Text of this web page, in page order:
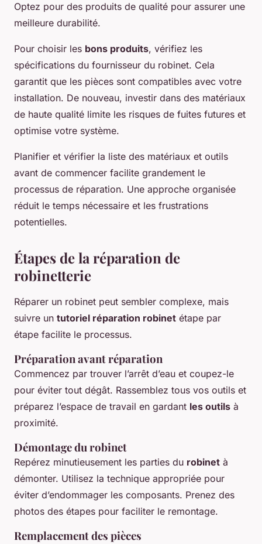
Optez pour des produits de qualité pour assurer une
meilleure durabilité.
Pour choisir les bons produits, vérifiez les
spécifications du fournisseur du robinet. Cela
garantit que les pièces sont compatibles avec votre
installation. De nouveau, investir dans des matériaux
de haute qualité limite les risques de fuites futures et
optimise votre système.
Planifier et vérifier la liste des matériaux et outils
avant de commencer facilite grandement le
processus de réparation. Une approche organisée
réduit le temps nécessaire et les frustrations
potentielles.
Étapes de la réparation de
robinetterie
Réparer un robinet peut sembler complexe, mais
suivre un tutoriel réparation robinet étape par
étape facilite le processus.
Préparation avant réparation
Commencez par trouver l’arrêt d’eau et coupez-le
pour éviter tout dégât. Rassemblez tous vos outils et
préparez l’espace de travail en gardant les outils à
proximité.
Démontage du robinet
Repérez minutieusement les parties du robinet à
démonter. Utilisez la technique appropriée pour
éviter d’endommager les composants. Prenez des
photos des étapes pour faciliter le remontage.
Remplacement des pièces